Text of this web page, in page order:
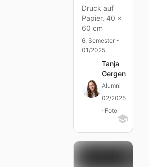
Druck auf
Papier, 40 x
60 cm
6. Semester -
01/2025
Tanja
Gergen
Alumni
02/2025
· Foto